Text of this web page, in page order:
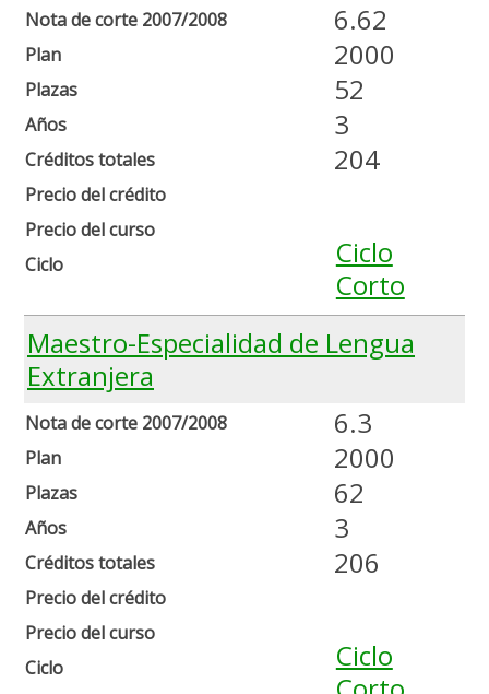
Nota de corte 2007/2008
Plan
Plazas
Años
Créditos totales
Precio del crédito
Precio del curso
Ciclo
6.62
2000
52
3
204
Ciclo
Corto
Maestro-Especialidad de Lengua
Extranjera
Nota de corte 2007/2008
Plan
Plazas
Años
Créditos totales
Precio del crédito
Precio del curso
Ciclo
6.3
2000
62
3
206
Ciclo